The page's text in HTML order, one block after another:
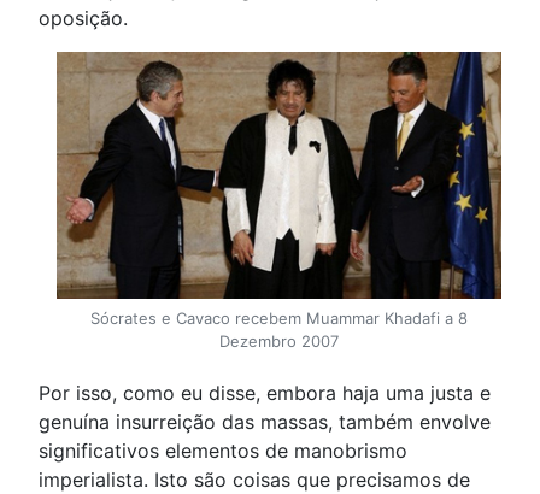
oposição.
Sócrates e Cavaco recebem Muammar Khadafi a 8
Dezembro 2007
Por isso, como eu disse, embora haja uma justa e
genuína insurreição das massas, também envolve
significativos elementos de manobrismo
imperialista. Isto são coisas que precisamos de